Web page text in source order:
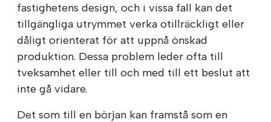
fastighetens design, och i vissa fall kan det
tillgängliga utrymmet verka otillräckligt eller
dåligt orienterat för att uppnå önskad
produktion. Dessa problem leder ofta till
tveksamhet eller till och med till ett beslut att
inte gå vidare.
Det som till en början kan framstå som en